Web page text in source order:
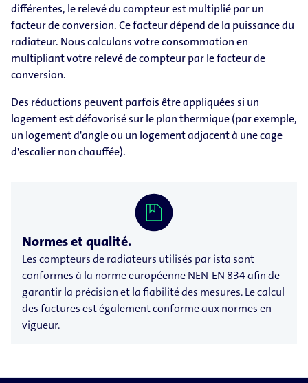
différentes, le relevé du compteur est multiplié par un
facteur de conversion. Ce facteur dépend de la puissance du
radiateur. Nous calculons votre consommation en
multipliant votre relevé de compteur par le facteur de
conversion.
Des réductions peuvent parfois être appliquées si un
logement est défavorisé sur le plan thermique (par exemple,
un logement d'angle ou un logement adjacent à une cage
d'escalier non chauffée).
Normes et qualité.
Les compteurs de radiateurs utilisés par ista sont
conformes à la norme européenne NEN-EN 834 afin de
garantir la précision et la fiabilité des mesures. Le calcul
des factures est également conforme aux normes en
vigueur.